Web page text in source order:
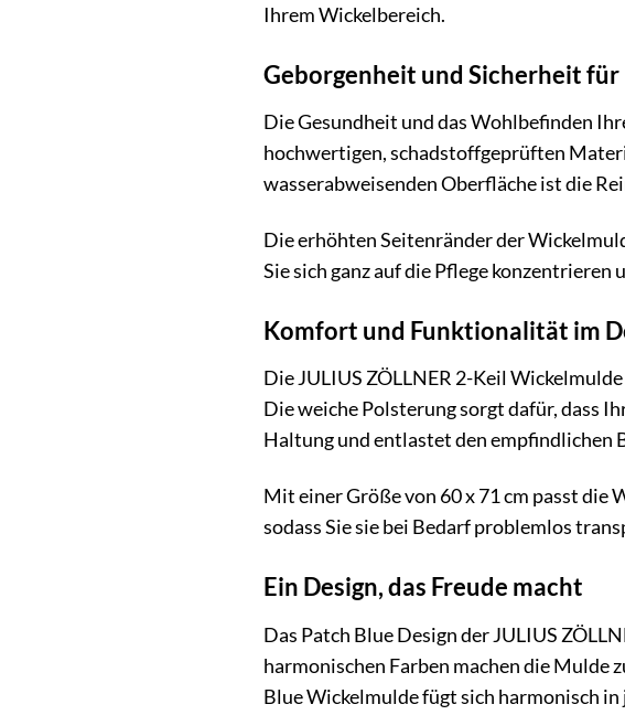
Ihrem Wickelbereich.
Geborgenheit und Sicherheit für
Die Gesundheit und das Wohlbefinden
hochwertigen, schadstoffgeprüften
wasserabweisenden Oberfläche ist die
Die erhöhten Seitenränder der
Sie sich ganz auf die Pflege
Komfort und Funktionalität im
Die JULIUS ZÖLLNER 2-Keil
Die weiche Polsterung sorgt dafür, dass
Haltung und entlastet den empfindlichen
Mit einer Größe von 60 x 71 cm passt die
sodass Sie sie bei Bedarf problemlos
Ein Design, das Freude macht
Das Patch Blue Design der JULIUS
harmonischen Farben machen die Mulde
Blue Wickelmulde fügt sich harmonisch in